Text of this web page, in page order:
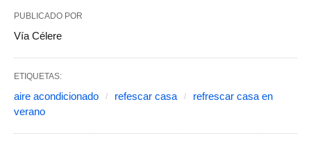
PUBLICADO POR
Vía Célere
ETIQUETAS:
aire acondicionado refescar casa
refrescar casa en
verano